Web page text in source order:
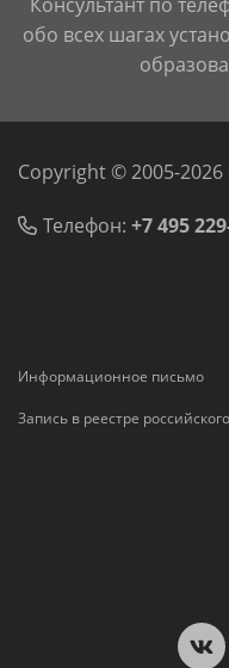
обо всех шагах
Copyright © 2005-
Телефон: +7 495
Информационное письмо
Запись в реестре